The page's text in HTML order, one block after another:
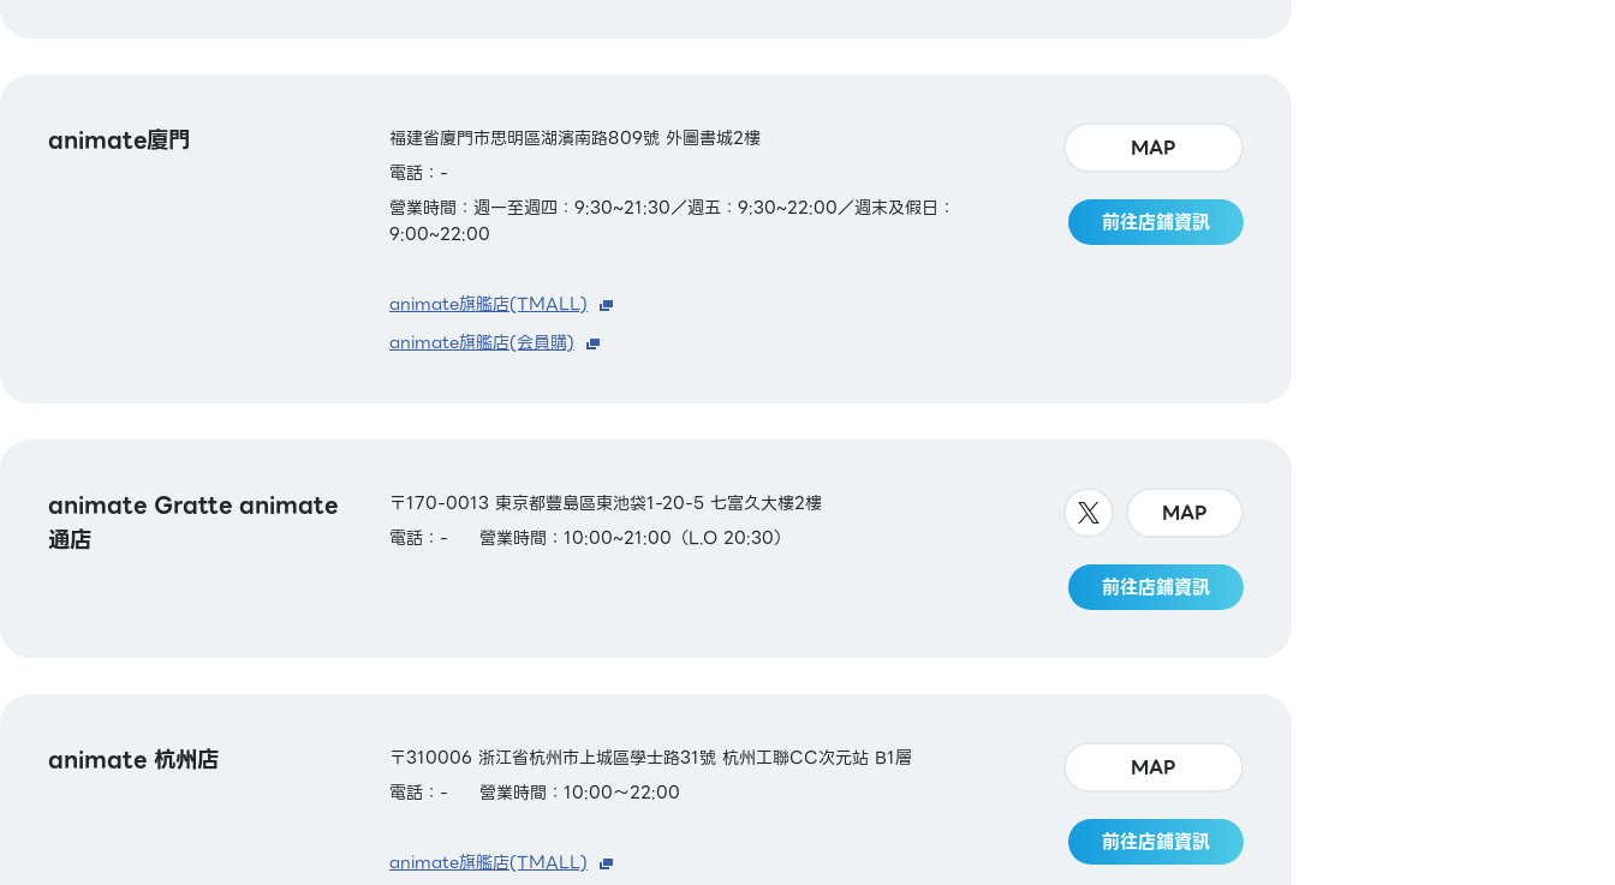
animate廈門
福建省廈門市思明區湖濱南路809號 外圖書城2樓
電話：-
營業時間：週一至週四：9:30~21:30／週五：9:30~22:00／週末及假日：
9:00~22:00
animate旗艦店(TMALL)
animate旗艦店(会員購)
MAP
前往店鋪資訊
animate Gratte animate
通店
〒170-0013 東京都豐島區東池袋1-20-5 七富久大樓2樓
電話：-
營業時間：10:00~21:00（L.O 20:30）
MAP
前往店鋪資訊
animate 杭州店
〒310006 浙江省杭州市上城區學士路31號 杭州工聯CC次元站 B1層
電話：-
營業時間：10:00～22:00
animate旗艦店(TMALL)
MAP
前往店鋪資訊